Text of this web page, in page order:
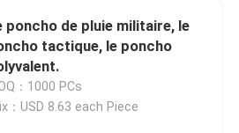
poncho de pluie militaire, le
tactique, le poncho
：1000 PCs
：USD 8.63 each Piece